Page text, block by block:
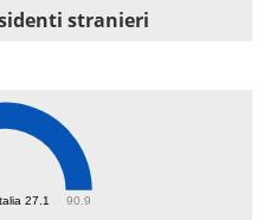
stranieri
27.1 90.9